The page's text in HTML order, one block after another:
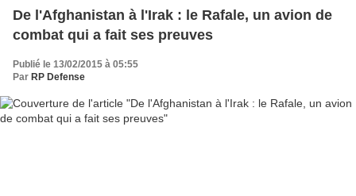
De l'Afghanistan à l'Irak : le Rafale, un avion de
combat qui a fait ses preuves
Publié le 13/02/2015 à 05:55
Par RP Defense